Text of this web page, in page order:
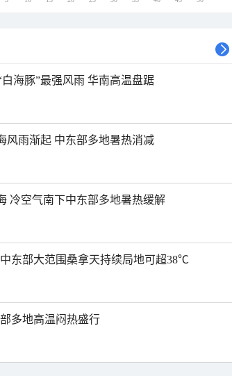
海豚”最强风雨 华南高温盘踞
风雨渐起 中东部多地暑热消减
冷空气南下中东部多地暑热缓解
东部大范围桑拿天持续局地可超38℃
多地高温闷热盛行